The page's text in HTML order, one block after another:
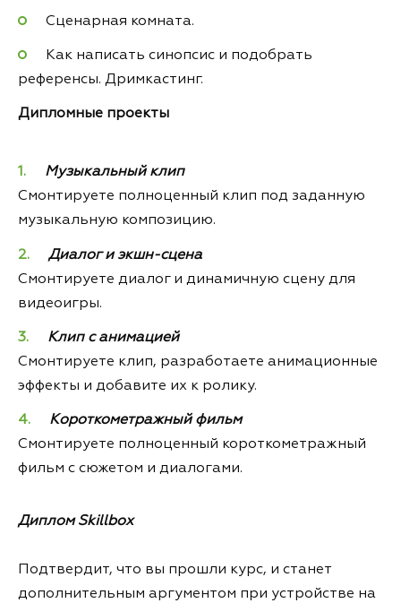
Сценарная комната.
Как написать синопсис и подобрать
референсы. Дримкастинг.
Дипломные проекты
Музыкальный клип
Смонтируете полноценный клип под заданную
музыкальную композицию.
Диалог и экшн-сцена
Смонтируете диалог и динамичную сцену для
видеоигры.
Клип с анимацией
Смонтируете клип, разработаете анимационные
эффекты и добавите их к ролику.
Короткометражный фильм
Смонтируете полноценный короткометражный
фильм с сюжетом и диалогами.
Диплом Skillbox
Подтвердит, что вы прошли курс, и станет
дополнительным аргументом при устройстве на